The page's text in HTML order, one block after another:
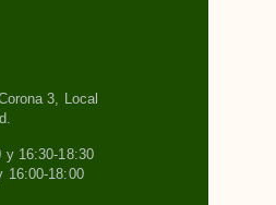
3, Local
y 16:30-18:30
16:00-18:00